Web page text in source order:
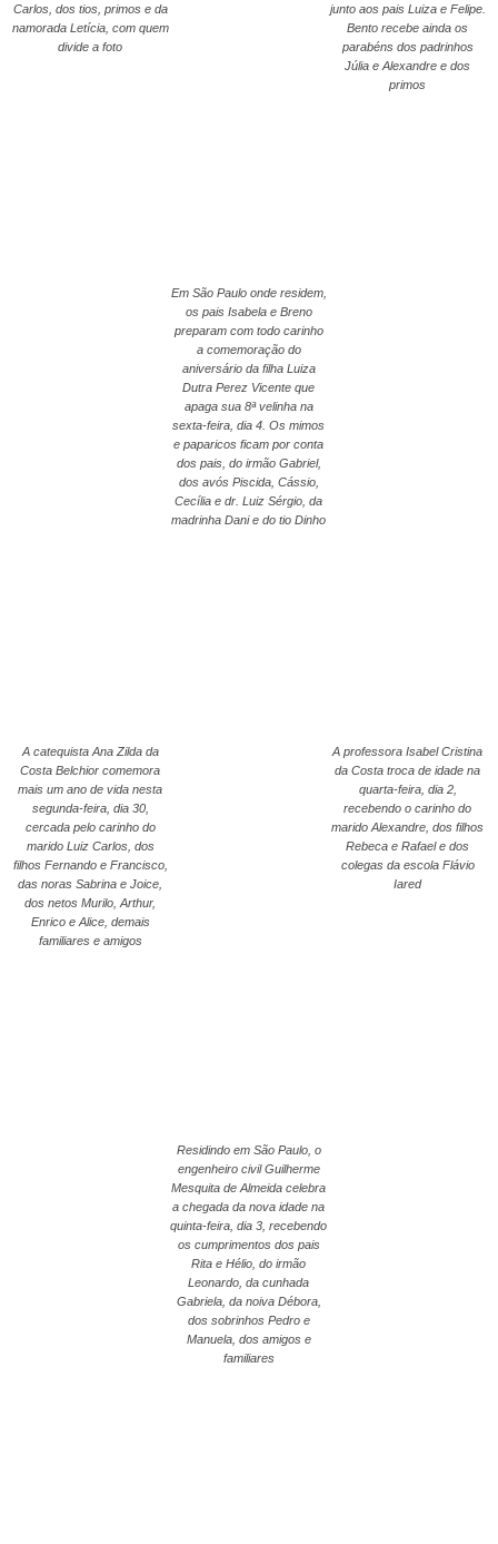
Carlos, dos tios, primos e da
namorada Letícia, com quem
divide a foto
junto aos pais Luiza e Felipe.
Bento recebe ainda os
parabéns dos padrinhos
Júlia e Alexandre e dos
primos
Em São Paulo onde residem,
os pais Isabela e Breno
preparam com todo carinho
a comemoração do
aniversário da filha Luiza
Dutra Perez Vicente que
apaga sua 8ª velinha na
sexta-feira, dia 4. Os mimos
e paparicos ficam por conta
dos pais, do irmão Gabriel,
dos avós Piscida, Cássio,
Cecília e dr. Luiz Sérgio, da
madrinha Dani e do tio Dinho
A catequista Ana Zilda da
Costa Belchior comemora
mais um ano de vida nesta
segunda-feira, dia 30,
cercada pelo carinho do
marido Luiz Carlos, dos
filhos Fernando e Francisco,
das noras Sabrina e Joice,
dos netos Murilo, Arthur,
Enrico e Alice, demais
familiares e amigos
A professora Isabel Cristina
da Costa troca de idade na
quarta-feira, dia 2,
recebendo o carinho do
marido Alexandre, dos filhos
Rebeca e Rafael e dos
colegas da escola Flávio
Iared
Residindo em São Paulo, o
engenheiro civil Guilherme
Mesquita de Almeida celebra
a chegada da nova idade na
quinta-feira, dia 3, recebendo
os cumprimentos dos pais
Rita e Hélio, do irmão
Leonardo, da cunhada
Gabriela, da noiva Débora,
dos sobrinhos Pedro e
Manuela, dos amigos e
familiares